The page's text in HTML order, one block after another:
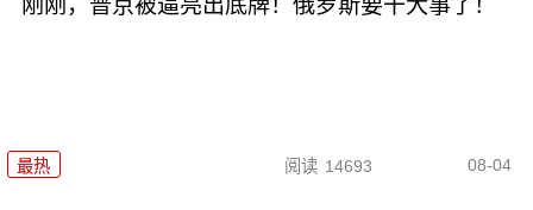
最热 阅读 14693 08-04